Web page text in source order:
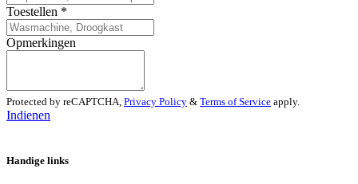
Toestellen *
Opmerkingen
Protected by reCAPTCHA, Privacy Policy & Terms of Service apply.
Indienen
Handige links